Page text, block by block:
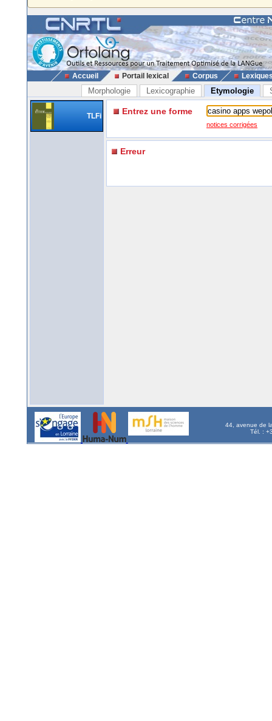
Accueil Portail lexical Corpus
Morphologie Lexicographie Etymologie
TLFi Entrez une forme
notices corrigées
Erreur
44, avenue de
Tél. :